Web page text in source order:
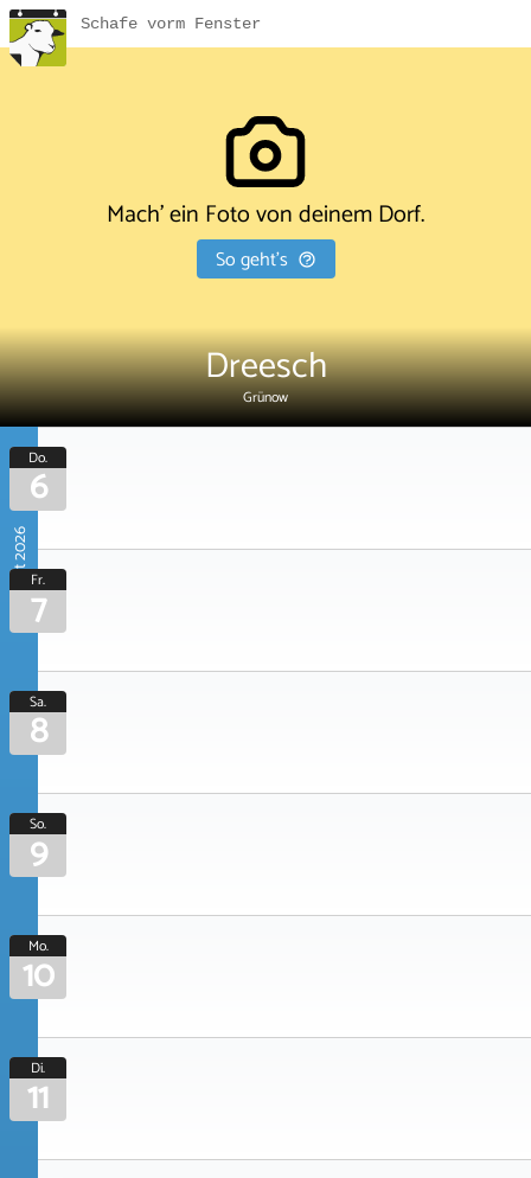
Schafe vorm Fenster
Mach' ein Foto von deinem Dorf.
So geht's
Dreesch
Grünow
August 2026
Do.
6
Fr.
7
Sa.
8
So.
9
Mo.
10
Di.
11